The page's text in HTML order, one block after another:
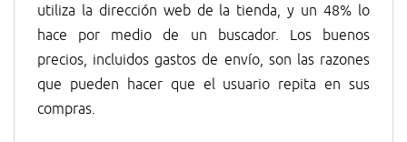
utiliza la dirección web de la tienda, y un 48% lo
hace por medio de un buscador. Los buenos
precios, incluidos gastos de envío, son las razones
que pueden hacer que el usuario repita en sus
compras.